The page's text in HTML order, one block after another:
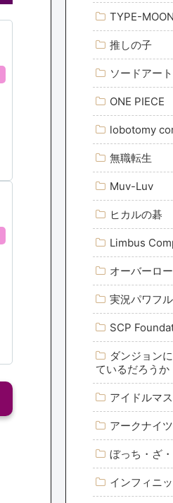
TYPE-MOON
推しの子
ソードアー
ONE PIECE
lobotomy
無職転生
Muv-Luv
ヒカルの碁
Limbus
オーバーロ
実況パワフ
SCP
ダンジョン
ているだろうか
アイドルマ
アークナイツ
ぼっち・ざ
インフィニ